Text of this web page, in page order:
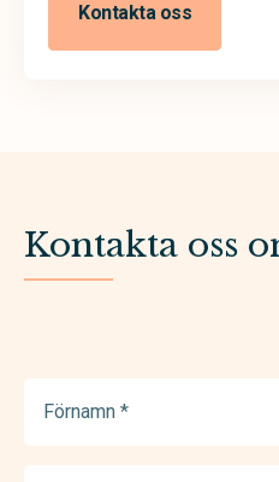
Kontakta oss
Kontakta oss
(Required)